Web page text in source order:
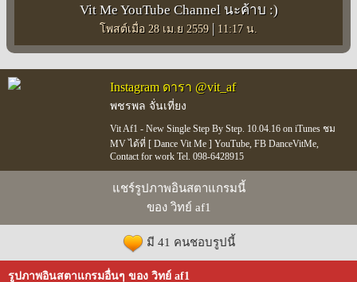
Vit Me YouTube Channel นะค้าบ :)
โพสต์เมื่อ 28 เม.ย 2559 | 11:17 น.
Instagram ดารา @vit_af
พชรพล จั่นเที่ยง
Vit Af1 - New Single Step By Step. 10.04.16 on iTunes ชม
MV ได้ที่ [ Dance Vit Me ] YouTube, FB DanceVitMe,
Contact for work Tel. 098-6428915
แชร์รูปภาพอินสตาแกรมนี้
ของ วิทย์ af1
มี 41 คนชอบรูปนี้
รูปภาพอินสตาแกรมอื่นๆ ของ วิทย์ af1